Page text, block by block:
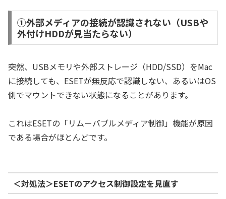
①外部メディアの接続が認識されない（USBや
外付けHDDが見当たらない）
突然、USBメモリや外部ストレージ（HDD/SSD）をMac
に接続しても、ESETが無反応で認識しない、あるいはOS
側でマウントできない状態になることがあります。
これはESETの「リムーバブルメディア制御」機能が原因
である場合がほとんどです。
＜対処法＞ESETのアクセス制御設定を見直す